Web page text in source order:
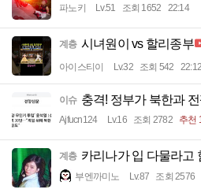
파노키 Lv.51 조회 1652 22:14
계층 시녀원이 vs 할리종부
아이스티이 Lv.32 조회 542 22:12
이슈 충격! 정부가 북한과
Ajfucn124 Lv.16 조회 2782 추천
계층 카리나가 입 다물라고
부엔까미노 Lv.87 조회 2576